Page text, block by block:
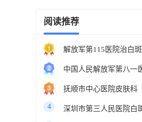
阅读推荐
解放军第115医院治白
抚顺市中心医院皮肤科
4